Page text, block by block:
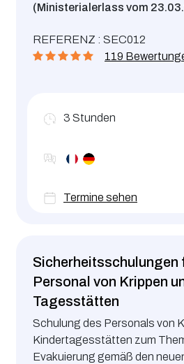
(Ministerialerlass vom
Arbeitssicherheit, um den
Gewerbe- und
REFERENZ : SEC012
119
3 Stunden
Termine sehen
Sicherheitsschulungen
Personal von Krippen
Tagesstätten
Schulung des Personals von
Kindertagesstätten zum
Evakuierung gemäß den